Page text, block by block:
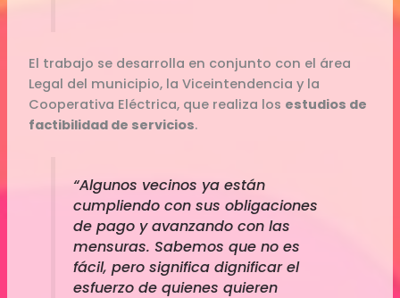
El trabajo se desarrolla en conjunto con el área
Legal del municipio, la Viceintendencia y la
Cooperativa Eléctrica, que realiza los estudios de
factibilidad de servicios.
“Algunos vecinos ya están
cumpliendo con sus obligaciones
de pago y avanzando con las
mensuras. Sabemos que no es
fácil, pero significa dignificar el
esfuerzo de quienes quieren